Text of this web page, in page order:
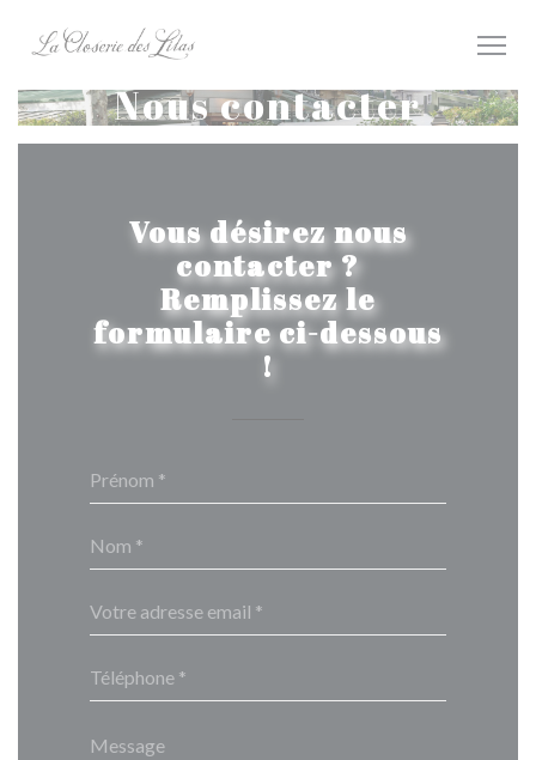
Nous contacter
Vous désirez nous
contacter ?
Remplissez le
formulaire ci-dessous
!